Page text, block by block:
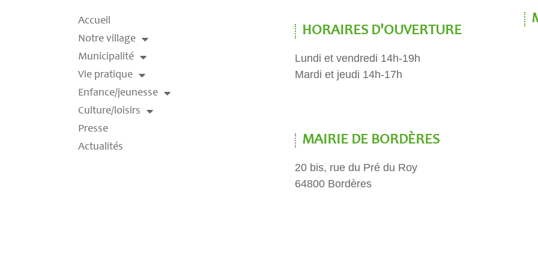
Accueil
Notre village
Municipalité
Vie pratique
Enfance/jeunesse
Culture/loisirs
Presse
Actualités
HORAIRES D'OUVERTURE
Lundi et vendredi 14h-19h
Mardi et jeudi 14h-17h
MAIRIE DE BORDÈRES
20 bis, rue du Pré du Roy
64800 Bordères